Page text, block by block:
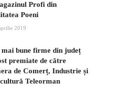
Profi din
Poeni
2019
mai bune firme din județ
premiate de către
de Comerț, Industrie și
Teleorman